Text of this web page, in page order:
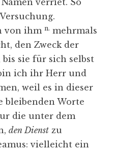
verriet. So
von ihm n. mehrmals
den Zweck der
sie für sich selbst
ich ihr Herr und
weil es in dieser
bleibenden Worte
die unter dem
den Dienst zu
vielleicht ein